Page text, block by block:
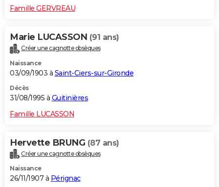
Famille GERVREAU
Marie LUCASSON (91 ans)
Créer une cagnotte obsèques
Naissance
03/09/1903 à Saint-Ciers-sur-Gironde
Décès
31/08/1995 à Guitinières
Famille LUCASSON
Hervette BRUNG (87 ans)
Créer une cagnotte obsèques
Naissance
26/11/1907 à Pérignac